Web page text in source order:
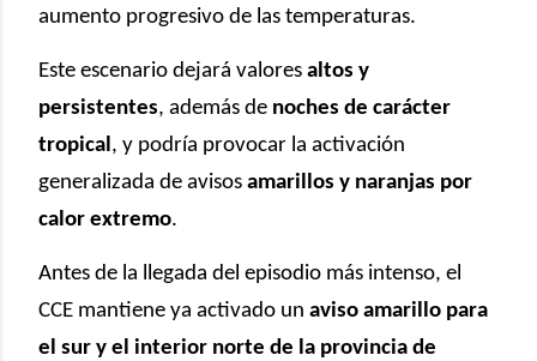
aumento progresivo de las temperaturas.
Este escenario dejará valores altos y
persistentes, además de noches de carácter
tropical , y podría provocar la activación
generalizada de avisos amarillos y naranjas por
calor extremo.
Antes de la llegada del episodio más intenso, el
CCE mantiene ya activado un aviso amarillo para
el sur y el interior norte de la provincia de